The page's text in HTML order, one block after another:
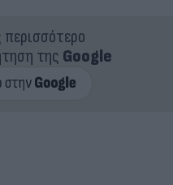
περισσότερο
της Google